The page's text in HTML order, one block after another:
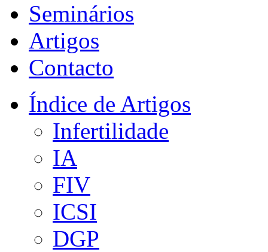
Seminários
Artigos
Contacto
Índice de Artigos
Infertilidade
IA
FIV
ICSI
DGP